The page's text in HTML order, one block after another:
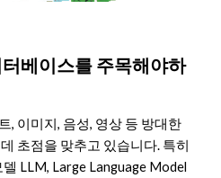
베이스를 주목해야하
, 이미지, 음성, 영상 등 방대한
초점을 맞추고 있습니다. 특히
LLM, Large Language Model